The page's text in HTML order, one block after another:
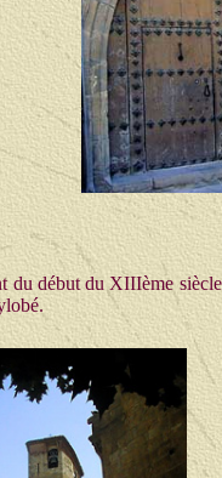
du début du XIIIème